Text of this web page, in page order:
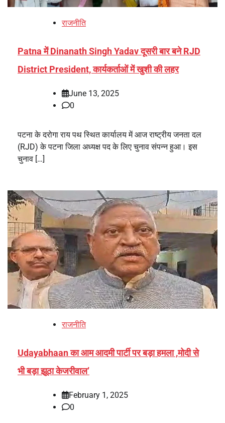
राजनीति
Patna में Dinanath Singh Yadav दूसरी बार बने RJD
District President, कार्यकर्ताओं में खुशी की लहर
June 13, 2025
0
पटना के दरोगा राय पथ स्थित कार्यालय में आज राष्ट्रीय जनता दल
(RJD) के पटना जिला अध्यक्ष पद के लिए चुनाव संपन्न हुआ। इस
चुनाव […]
राजनीति
Udayabhaan का आम आदमी पार्टी पर बड़ा हमला ,मोदी से
भी बड़ा झूठा केजरीवाल’
February 1, 2025
0